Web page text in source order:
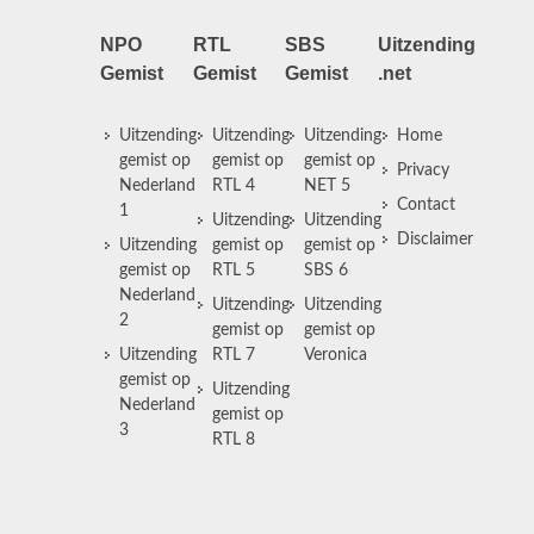
NPO
Gemist
Uitzending
gemist op
Nederland
1
Uitzending
gemist op
Nederland
2
Uitzending
gemist op
Nederland
3
RTL
Gemist
Uitzending
gemist op
RTL 4
Uitzending
gemist op
RTL 5
Uitzending
gemist op
RTL 7
Uitzending
gemist op
RTL 8
SBS
Gemist
Uitzending
gemist op
NET 5
Uitzending
gemist op
SBS 6
Uitzending
gemist op
Veronica
Uitzending
.net
Home
Privacy
Contact
Disclaimer